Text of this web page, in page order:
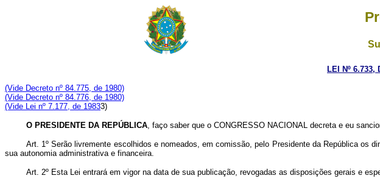
LEI Nº 6.733,
(Vide Decreto nº 84.775, de 1980)
(Vide Decreto nº 84.776, de 1980)
(Vide Lei nº 7.177, de 19833)
O PRESIDENTE DA REPÚBLICA, faço saber que o CONGRESSO NACIONAL decreta e eu
Art. 1º Serão livremente escolhidos e nomeados, em comissão, pelo Presidente da República os
sua autonomia administrativa e financeira.
Art. 2º Esta Lei entrará em vigor na data de sua publicação, revogadas as disposições gerais e